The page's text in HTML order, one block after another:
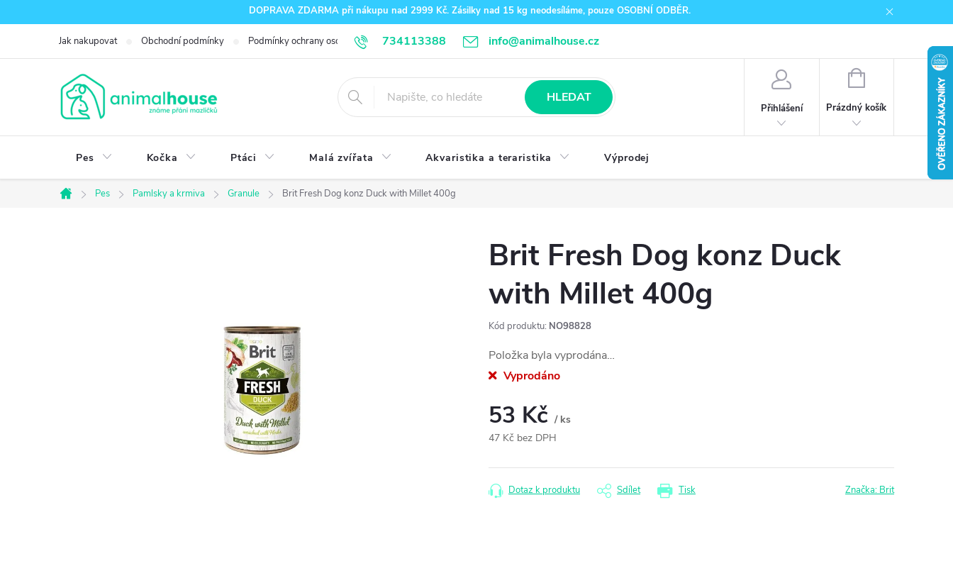
na
DOPRAVA ZDARMA při nákupu nad 2999 Kč. Zásilky nad 15 kg neodesíláme, pouze OSOBNÍ ODBĚR.
734113388 info@animalhouse.cz
Jak nakupovat Obchodní podmínky Podmínky ochrany osobních údajů Doprava a platba Kontakty
HLEDAT
Přihlášení
NÁKUPNÍ
Prázdný košík
Pes Kočka Ptáci Malá zvířata Akvaristika a teraristika Výprodej
Domů
Pes Pamlsky a krmiva Granule Brit Fresh Dog konz Duck with Millet 400g
Brit Fresh Dog konz Duck
with Millet 400g
Kód produktu: NO98828
Položka byla vyprodána…
Vyprodáno
53 Kč / ks
47 Kč bez DPH
cena:
Tisk
Dotaz k produktu Sdílet Značka: Brit